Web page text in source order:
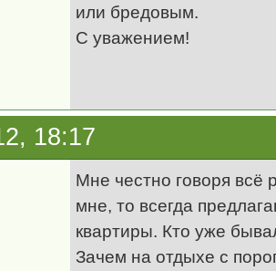
или бредовым.
С уважением!
18:17
Мне честно говоря всё
мне, то всегда
квартиры. Кто уже
Зачем на отдыхе с